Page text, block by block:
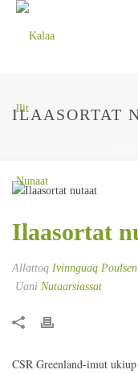
ILAASORTAT
Ilaasortat
Allattoq Ivinnguaq Poulsen
Uani Nutaarsiassat
CSR Greenland-imut